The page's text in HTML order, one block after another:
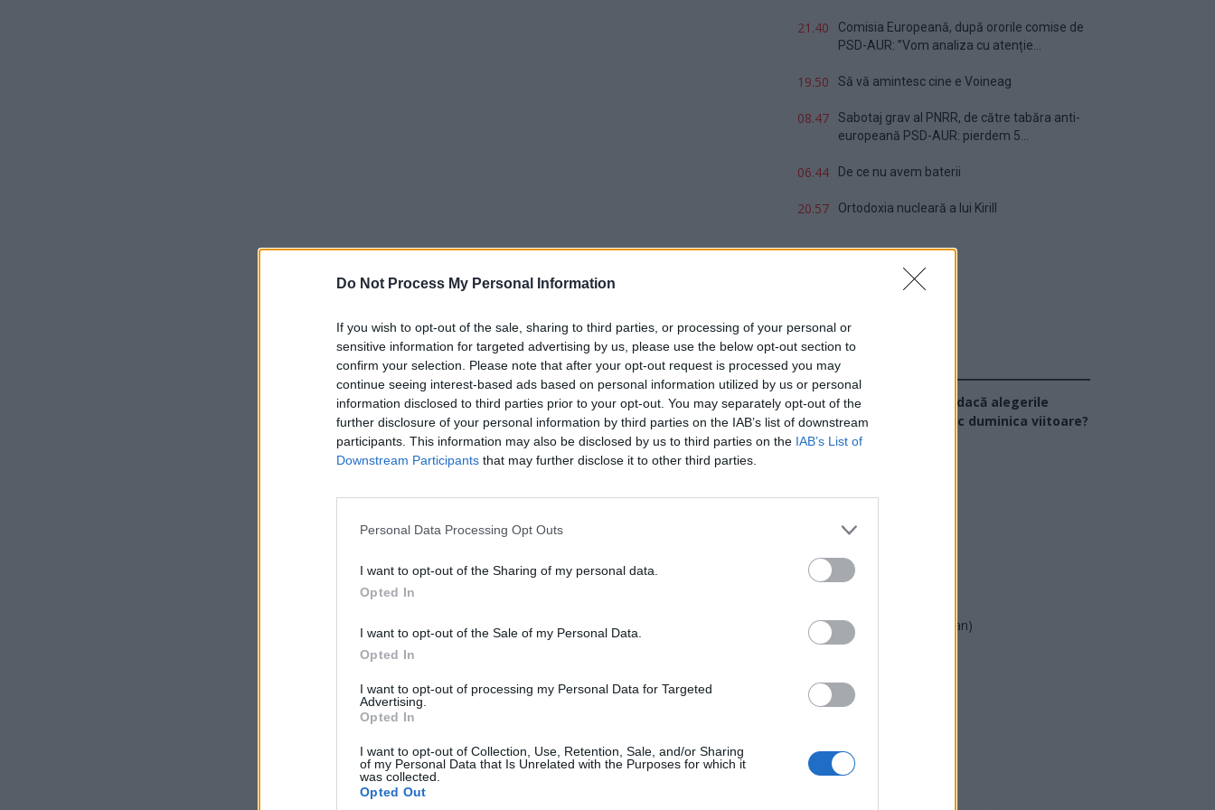
Do Not Process My Personal Information
If you wish to opt-out of the sale, sharing to third parties, or processing of your personal or
sensitive information for targeted advertising by us, please use the below opt-out section to
confirm your selection. Please note that after your opt-out request is processed you may
continue seeing interest-based ads based on personal information utilized by us or personal
information disclosed to third parties prior to your opt-out. You may separately opt-out of the
further disclosure of your personal information by third parties on the IAB’s list of downstream
participants. This information may also be disclosed by us to third parties on the IAB’s List of
Downstream Participants that may further disclose it to other third parties.
Personal Data Processing Opt Outs
I want to opt-out of the Sharing of my personal data.
Opted In
I want to opt-out of the Sale of my Personal Data.
Opted In
I want to opt-out of processing my Personal Data for Targeted
Advertising.
Opted In
I want to opt-out of Collection, Use, Retention, Sale, and/or Sharing
of my Personal Data that Is Unrelated with the Purposes for which it
was collected.
Opted Out
21.40
Comisia Europeană, după ororile comise de
PSD-AUR: ”Vom analiza cu atenție...
19.50 Să vă amintesc cine e Voineag
08.47
Sabotaj grav al PNRR, de către tabăra anti-
europeană PSD-AUR: pierdem 5...
06.44 De ce nu avem baterii
20.57 Ortodoxia nucleară a lui Kirill
Sondaj
Ce partid ați vota dacă alegerile
parlamentare ar avea loc duminica viitoare?
UDMR
Forța Dreptei (L. Orban)
REPER
SENS
POT (Gavrilă)